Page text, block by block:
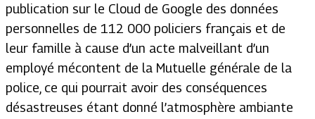
publication sur le Cloud de Google des données
personnelles de 112 000 policiers français et de
leur famille à cause d’un acte malveillant d’un
employé mécontent de la Mutuelle générale de la
police, ce qui pourrait avoir des conséquences
désastreuses étant donné l’atmosphère ambiante